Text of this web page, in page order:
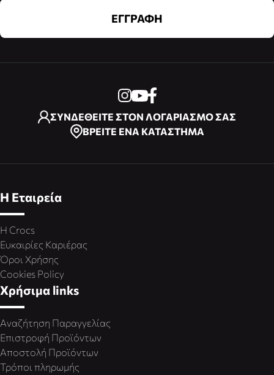
ΕΓΓΡΑΦΗ
ΣΥΝΔΕΘΕΙΤΕ ΣΤΟΝ ΛΟΓΑΡΙΑΣΜΟ ΣΑΣ
ΒΡΕΙΤΕ ΕΝΑ ΚΑΤΑΣΤΗΜΑ
Η Εταιρεία
Η Crocs
Ευκαιρίες Καριέρας
Όροι Χρήσης
Cookies Policy
Χρήσιμα links
Αναζήτηση Παραγγελίας
Επιστροφή Προϊόντων
Αποστολή Προϊόντων
Τρόποι πληρωμής